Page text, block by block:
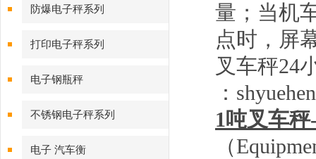
防爆电子秤系列
打印电子秤系列
电子钢瓶秤
不锈钢电子秤系列
电子 汽车衡
量；当机
点时，屏
叉车秤24
：
1吨叉车秤
（